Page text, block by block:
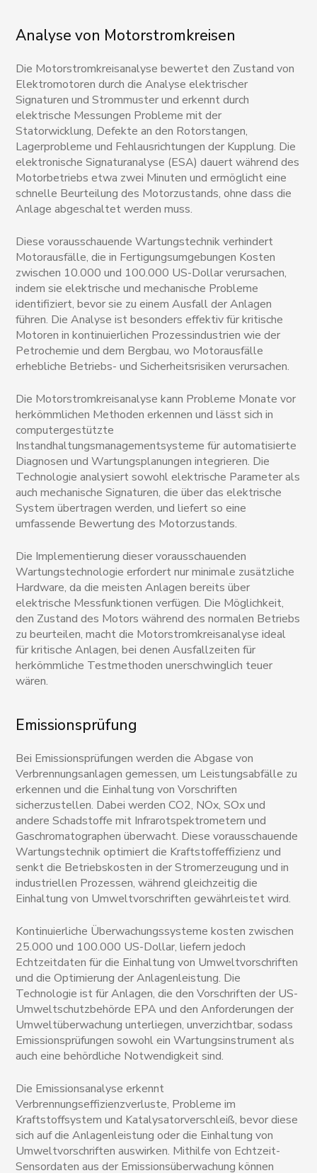
Analyse von Motorstromkreisen
Die Motorstromkreisanalyse bewertet den Zustand von
Elektromotoren durch die Analyse elektrischer
Signaturen und Strommuster und erkennt durch
elektrische Messungen Probleme mit der
Statorwicklung, Defekte an den Rotorstangen,
Lagerprobleme und Fehlausrichtungen der Kupplung. Die
elektronische Signaturanalyse (ESA) dauert während des
Motorbetriebs etwa zwei Minuten und ermöglicht eine
schnelle Beurteilung des Motorzustands, ohne dass die
Anlage abgeschaltet werden muss.
Diese vorausschauende Wartungstechnik verhindert
Motorausfälle, die in Fertigungsumgebungen Kosten
zwischen 10.000 und 100.000 US-Dollar verursachen,
indem sie elektrische und mechanische Probleme
identifiziert, bevor sie zu einem Ausfall der Anlagen
führen. Die Analyse ist besonders effektiv für kritische
Motoren in kontinuierlichen Prozessindustrien wie der
Petrochemie und dem Bergbau, wo Motorausfälle
erhebliche Betriebs- und Sicherheitsrisiken verursachen.
Die Motorstromkreisanalyse kann Probleme Monate vor
herkömmlichen Methoden erkennen und lässt sich in
computergestützte
Instandhaltungsmanagementsysteme für automatisierte
Diagnosen und Wartungsplanungen integrieren. Die
Technologie analysiert sowohl elektrische Parameter als
auch mechanische Signaturen, die über das elektrische
System übertragen werden, und liefert so eine
umfassende Bewertung des Motorzustands.
Die Implementierung dieser vorausschauenden
Wartungstechnologie erfordert nur minimale zusätzliche
Hardware, da die meisten Anlagen bereits über
elektrische Messfunktionen verfügen. Die Möglichkeit,
den Zustand des Motors während des normalen Betriebs
zu beurteilen, macht die Motorstromkreisanalyse ideal
für kritische Anlagen, bei denen Ausfallzeiten für
herkömmliche Testmethoden unerschwinglich teuer
wären.
Emissionsprüfung
Bei Emissionsprüfungen werden die Abgase von
Verbrennungsanlagen gemessen, um Leistungsabfälle zu
erkennen und die Einhaltung von Vorschriften
sicherzustellen. Dabei werden CO2, NOx, SOx und
andere Schadstoffe mit Infrarotspektrometern und
Gaschromatographen überwacht. Diese vorausschauende
Wartungstechnik optimiert die Kraftstoffeffizienz und
senkt die Betriebskosten in der Stromerzeugung und in
industriellen Prozessen, während gleichzeitig die
Einhaltung von Umweltvorschriften gewährleistet wird.
Kontinuierliche Überwachungssysteme kosten zwischen
25.000 und 100.000 US-Dollar, liefern jedoch
Echtzeitdaten für die Einhaltung von Umweltvorschriften
und die Optimierung der Anlagenleistung. Die
Technologie ist für Anlagen, die den Vorschriften der US-
Umweltschutzbehörde EPA und den Anforderungen der
Umweltüberwachung unterliegen, unverzichtbar, sodass
Emissionsprüfungen sowohl ein Wartungsinstrument als
auch eine behördliche Notwendigkeit sind.
Die Emissionsanalyse erkennt
Verbrennungseffizienzverluste, Probleme im
Kraftstoffsystem und Katalysatorverschleiß, bevor diese
sich auf die Anlagenleistung oder die Einhaltung von
Umweltvorschriften auswirken. Mithilfe von Echtzeit-
Sensordaten aus der Emissionsüberwachung können